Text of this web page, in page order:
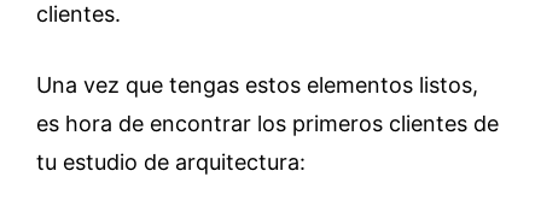
clientes.
Una vez que tengas estos elementos listos,
es hora de encontrar los primeros clientes de
tu estudio de arquitectura: